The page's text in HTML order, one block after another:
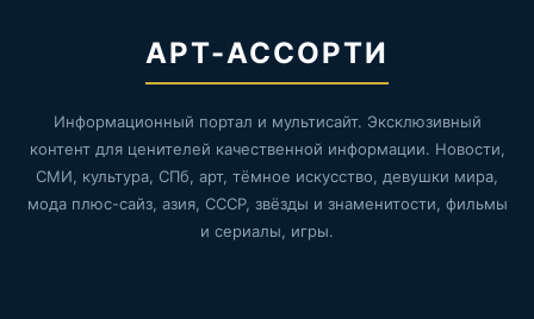
АРТ-АССОРТИ
Информационный портал и мультисайт. Эксклюзивный
контент для ценителей качественной информации. Новости,
СМИ, культура, СПб, арт, тёмное искусство, девушки мира,
мода плюс-сайз, азия, СССР, звёзды и знаменитости, фильмы
и сериалы, игры.